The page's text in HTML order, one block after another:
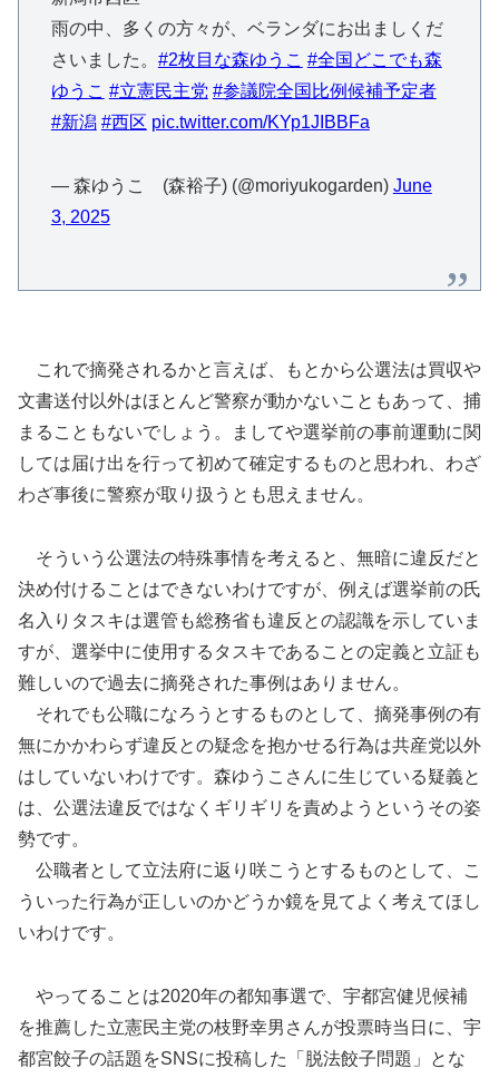
雨の中、多くの方々が、ベランダにお出ましくだ
さいました。 #2枚目な森ゆうこ #全国どこでも森
ゆうこ #立憲民主党 #参議院全国比例候補予定者
#新潟 #西区 pic.twitter.com/KYp1JIBBFa
— 森ゆうこ (森裕子) (@moriyukogarden) June
3, 2025
これで摘発されるかと言えば、もとから公選法は買収や
文書送付以外はほとんど警察が動かないこともあって、捕
まることもないでしょう。ましてや選挙前の事前運動に関
しては届け出を行って初めて確定するものと思われ、わざ
わざ事後に警察が取り扱うとも思えません。
そういう公選法の特殊事情を考えると、無暗に違反だと
決め付けることはできないわけですが、例えば選挙前の氏
名入りタスキは選管も総務省も違反との認識を示していま
すが、選挙中に使用するタスキであることの定義と立証も
難しいので過去に摘発された事例はありません。
それでも公職になろうとするものとして、摘発事例の有
無にかかわらず違反との疑念を抱かせる行為は共産党以外
はしていないわけです。森ゆうこさんに生じている疑義と
は、公選法違反ではなくギリギリを責めようというその姿
勢です。
公職者として立法府に返り咲こうとするものとして、こ
ういった行為が正しいのかどうか鏡を見てよく考えてほし
いわけです。
やってることは2020年の都知事選で、宇都宮健児候補
を推薦した立憲民主党の枝野幸男さんが投票時当日に、宇
都宮餃子の話題をSNSに投稿した「脱法餃子問題」とな